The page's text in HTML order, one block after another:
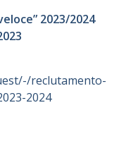
2023/2024
reclutamento-
2024